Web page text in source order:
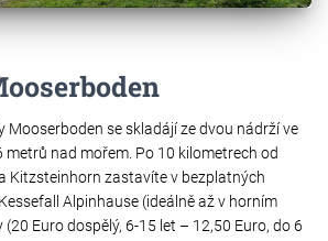
Mooserboden se skladájí ze dvou nádrží ve
metrů nad mořem. Po 10 kilometrech od
Kitzsteinhorn zastavíte v bezplatných
Alpinhause (ideálně až v horním
Euro dospělý, 6-15 let – 12,50 Euro, do 6